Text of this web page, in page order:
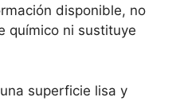
disponible, no
químico ni sustituye
superficie lisa y